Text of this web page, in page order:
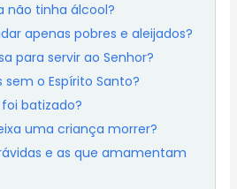
não tinha álcool?
apenas pobres e aleijados?
para servir ao Senhor?
o Espírito Santo?
batizado?
uma criança morrer?
e as que amamentam